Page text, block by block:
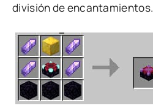
división de encantamientos.